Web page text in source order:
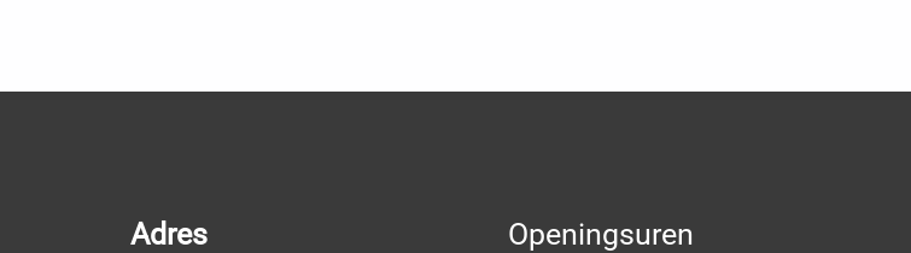
Adres Openingsuren